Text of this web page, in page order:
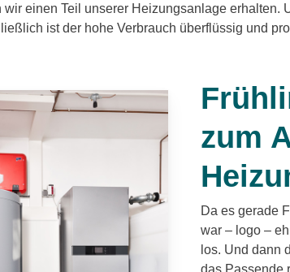
einen Teil unserer Heizungsanlage erhalten.
ist der hohe Verbrauch überflüssig und
zum
Da es gerade
war – logo –
los. Und dann
das Passende